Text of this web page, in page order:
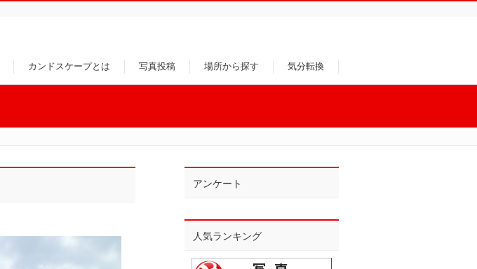
カンドスケープとは 写真投稿 場所から探す 気分転換
アンケート
人気ランキング